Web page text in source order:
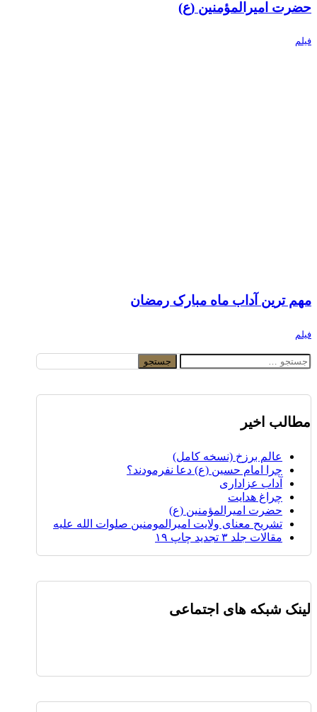
حضرت امیرالمؤمنین (ع)
فیلم
مهم ترین آداب ماه مبارک رمضان
فیلم
جستجو
برای:
مطالب اخیر
عالم برزخ (نسخه کامل)
چرا امام حسین (ع) دعا نفرمودند؟
آداب عزاداری
چراغ هدایت
حضرت امیرالمؤمنین (ع)
تشریح معنای ولایت امیرالمومنین صلوات الله علیه
مقالات جلد ۳ تجدید چاپ ۱۹
لینک شبکه های اجتماعی